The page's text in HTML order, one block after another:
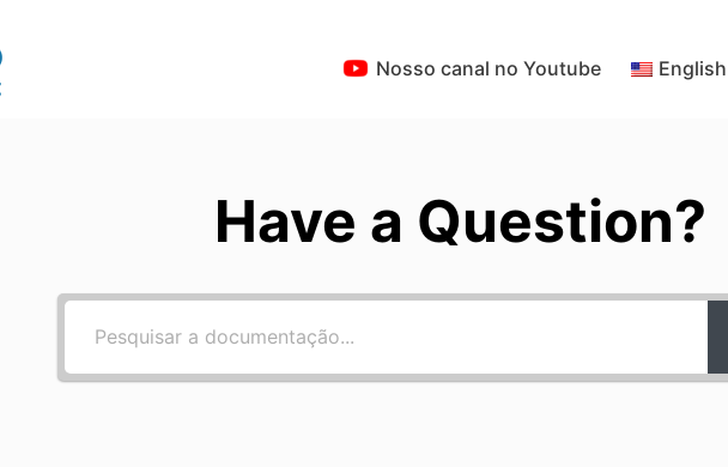
Nosso canal no Youtube English
Have a Question?